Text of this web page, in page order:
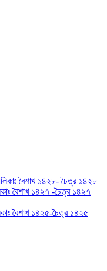
বৈশাখ ১৪২৮- চৈত্র ১৪২৮
বৈশাখ ১৪২৭ -চৈত্র ১৪২৭
বৈশাখ ১৪২৫-চৈত্র ১৪২৫